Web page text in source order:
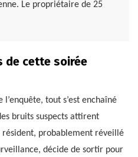
Le propriétaire de 25
de cette soirée
tout s’est enchaîné
bruits suspects attirent
résident, probablement réveillé
décide de sortir pour